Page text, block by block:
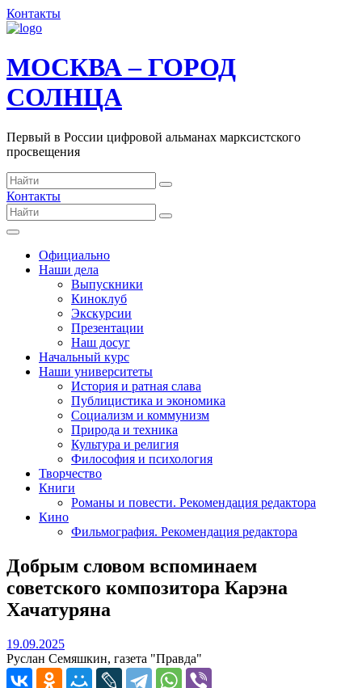
Контакты
МОСКВА – ГОРОД
СОЛНЦА
Первый в России цифровой альманах марксистского
просвещения
Контакты
Официально
Наши дела
Выпускники
Киноклуб
Экскурсии
Презентации
Наш досуг
Начальный курс
Наши университеты
История и ратная слава
Публицистика и экономика
Социализм и коммунизм
Природа и техника
Культура и религия
Философия и психология
Творчество
Книги
Романы и повести. Рекомендация редактора
Кино
Фильмография. Рекомендация редактора
Добрым словом вспоминаем
советского композитора Карэна
Хачатуряна
19.09.202519.09.2025
Руслан Семяшкин, газета "Правда"